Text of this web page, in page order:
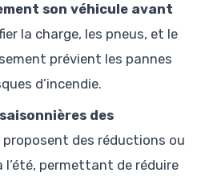
son véhicule avant
la charge, les pneus, et le
prévient les pannes
d’incendie.
des
proposent des réductions ou
permettant de réduire